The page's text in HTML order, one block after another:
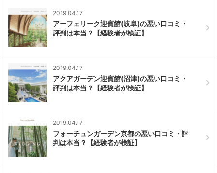
2019.04.17
アーフェリーク迎賓館(岐阜)の悪い口コミ・
評判は本当？【経験者が検証】
2019.04.17
アクアガーデン迎賓館(沼津)の悪い口コミ・
評判は本当？【経験者が検証】
2019.04.17
フォーチュンガーデン京都の悪い口コミ・評
判は本当？【経験者が検証】